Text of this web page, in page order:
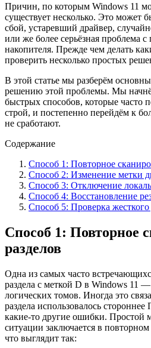
Причин, по которым Windows 11
существует несколько. Это может
сбой, устаревший драйвер,
или же более серьёзная проблема
накопителя. Прежде чем делать
проверить несколько простых
В этой стaтье мы разберём
решению этой проблемы. Мы
быстрых способов, которые часто
строй, и постепенно перейдём к
не сработают.
Содержание
Способ 1: Повторное
Способ 2: Изменение метки
Способ 3: Отключение
Способ 4: Восстановление
Способ 5: Проверка
Способ 1: Повторное
разделов
Однa из самых часто
раздела с меткой D в Windows 11
логических томов. Иногда это
раздела использовалось
какие-то другие ошибки. Простой
ситуации заключается в
что выглядит так: